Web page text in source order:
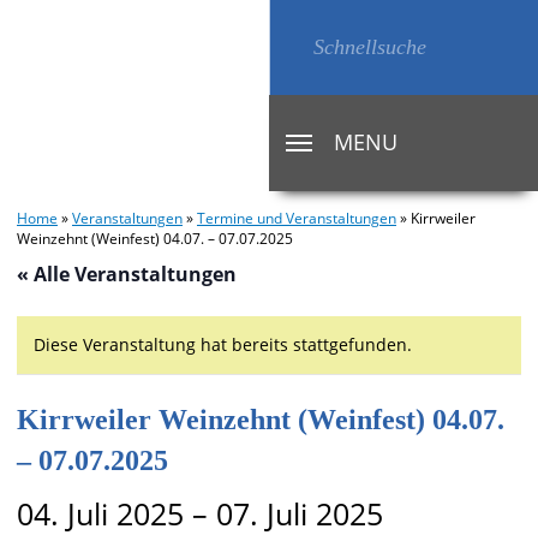
TOGGLE
NAVIGATION
MENU
Home »Veranstaltungen»Termine und Veranstaltungen» Kirrweiler
Weinzehnt (Weinfest) 04.07. – 07.07.2025
« Alle Veranstaltungen
Diese Veranstaltung hat bereits stattgefunden.
Kirrweiler Weinzehnt (Weinfest) 04.07.
– 07.07.2025
04. Juli 2025 – 07. Juli 2025